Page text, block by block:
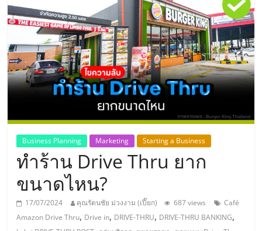
แห่ง
ประเทศไทย,
ThaiSMEsCenter,
รวม
ธุรกิจ
เอ
ส
Business Planning Marketing Starting a Business
ทำร้าน Drive Thru ยาก
ขนาดไหน?
17/07/2024 คุณรัตนชัย ม่วงงาม (เปี๊ยก) 687 views
Café
Amazon Drive Thru, Drive in, DRIVE-THRU, DRIVE-THRU BANKING,